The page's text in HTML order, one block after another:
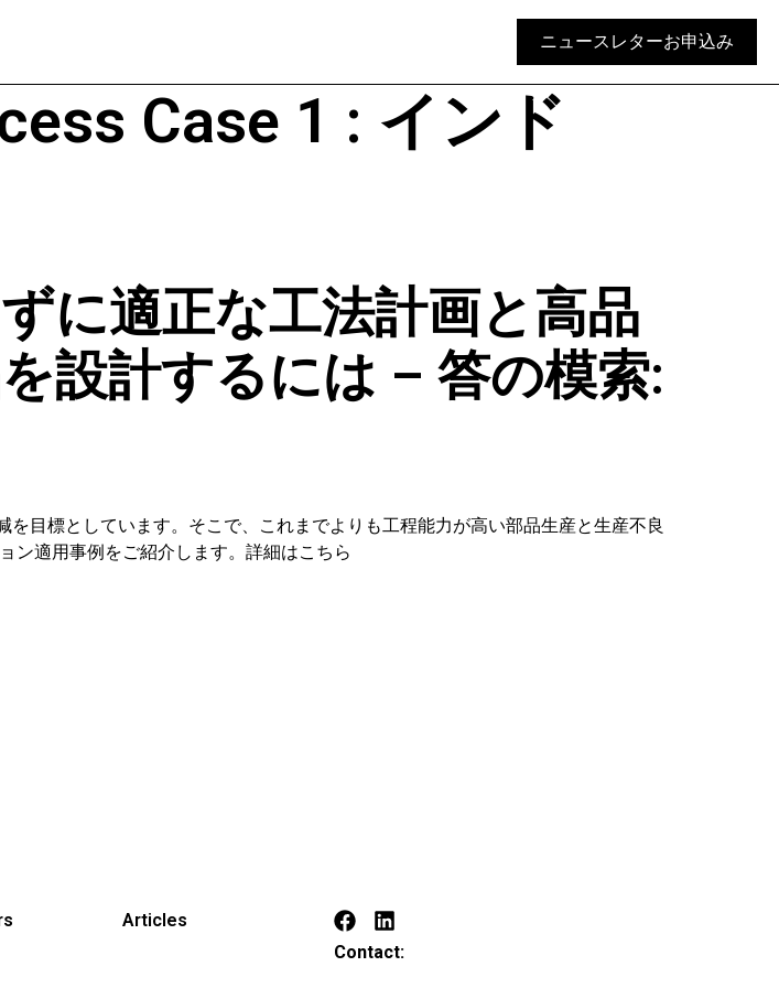
ニュースレターお申込み
Case 1 : インド
に適正な工法計画と高品
設計するには – 答の模索:
目標としています。そこで、これまでよりも工程能力が高い部品生産と生産不良
ン適用事例をご紹介します。詳細はこちら
Articles
Contact: